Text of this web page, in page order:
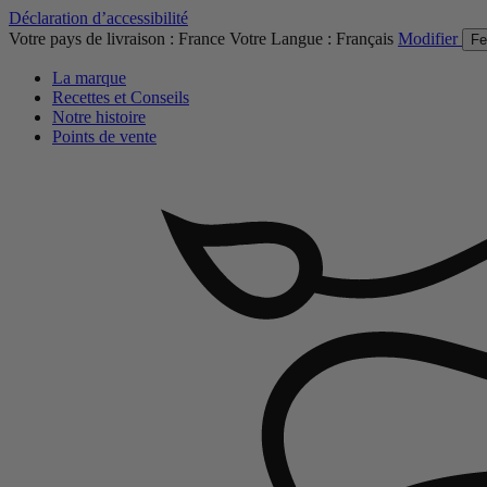
Déclaration d’accessibilité
Votre pays de livraison : France Votre Langue : Français Modifier
La marque
Recettes et Conseils
Notre histoire
Points de vente